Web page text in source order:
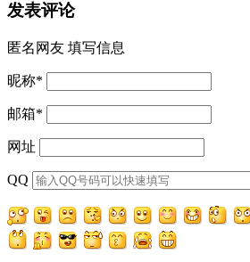
发表评论
匿名网友 填写信息
昵称*
邮箱*
网址
QQ